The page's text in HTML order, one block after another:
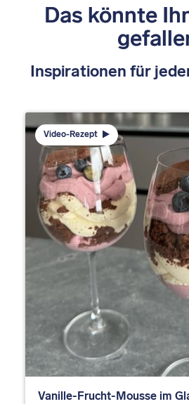
Das könnte
Inspirationen für
Video-Rezept
Vanille-Frucht-Mousse im